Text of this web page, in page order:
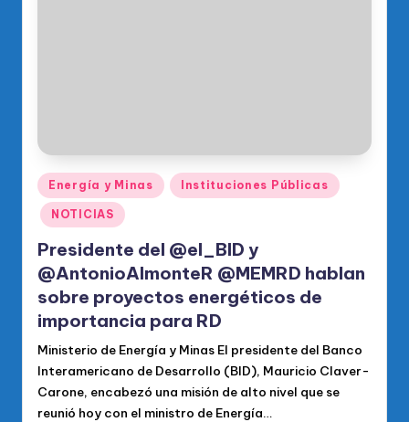
fi
ci
al
d
el
P
R
M
Publicado
en
Energía y Minas Instituciones Públicas
NOTICIAS
Presidente del @el_BID y
@AntonioAlmonteR @MEMRD hablan
sobre proyectos energéticos de
importancia para RD
Ministerio de Energía y Minas El presidente del Banco
Interamericano de Desarrollo (BID), Mauricio Claver-
Carone, encabezó una misión de alto nivel que se
reunió hoy con el ministro de Energía…